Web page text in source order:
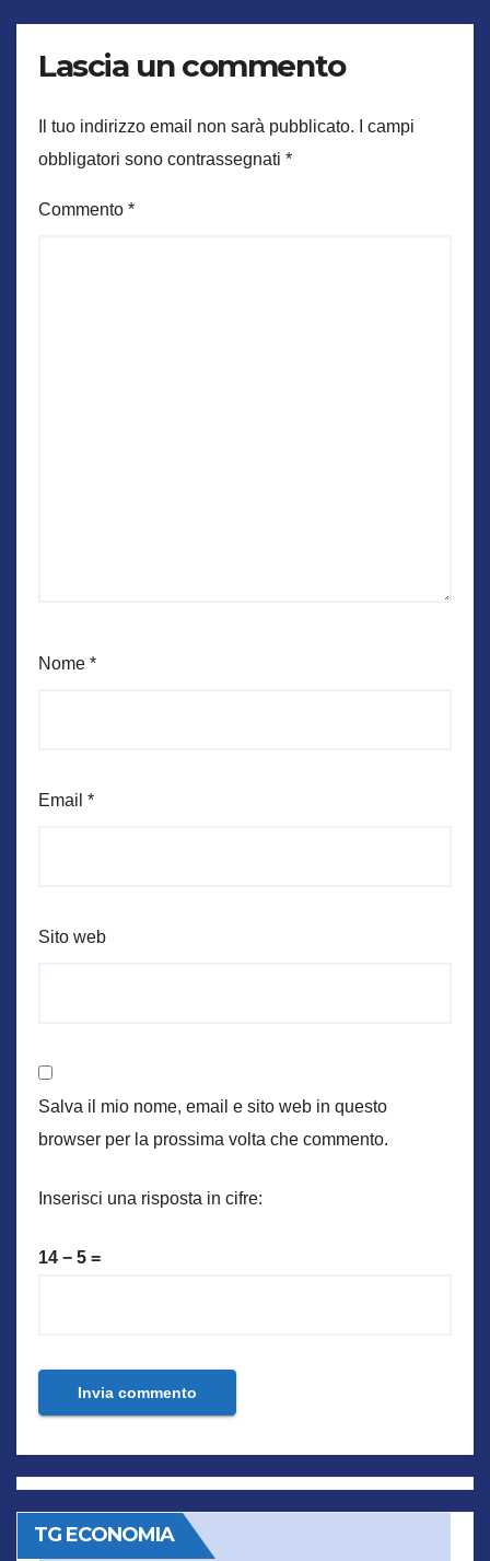
Lascia un commento
Il tuo indirizzo email non sarà pubblicato.
I campi
obbligatori sono contrassegnati *
Commento *
Nome *
Email *
Sito web
Salva il mio nome, email e sito web in questo
browser per la prossima volta che commento.
Inserisci una risposta in cifre:
14 − 5 =
TG ECONOMIA